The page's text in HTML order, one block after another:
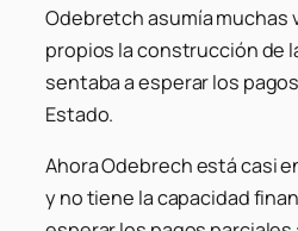
Odebretch asumía muchas
propios la construcción de
sentaba a esperar los
Estado.
Ahora Odebrech está casi
y no tiene la capacidad